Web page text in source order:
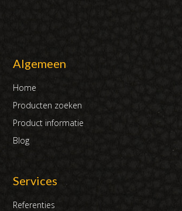
Algemeen
Home
Producten zoeken
Product informatie
Blog
Services
Referenties